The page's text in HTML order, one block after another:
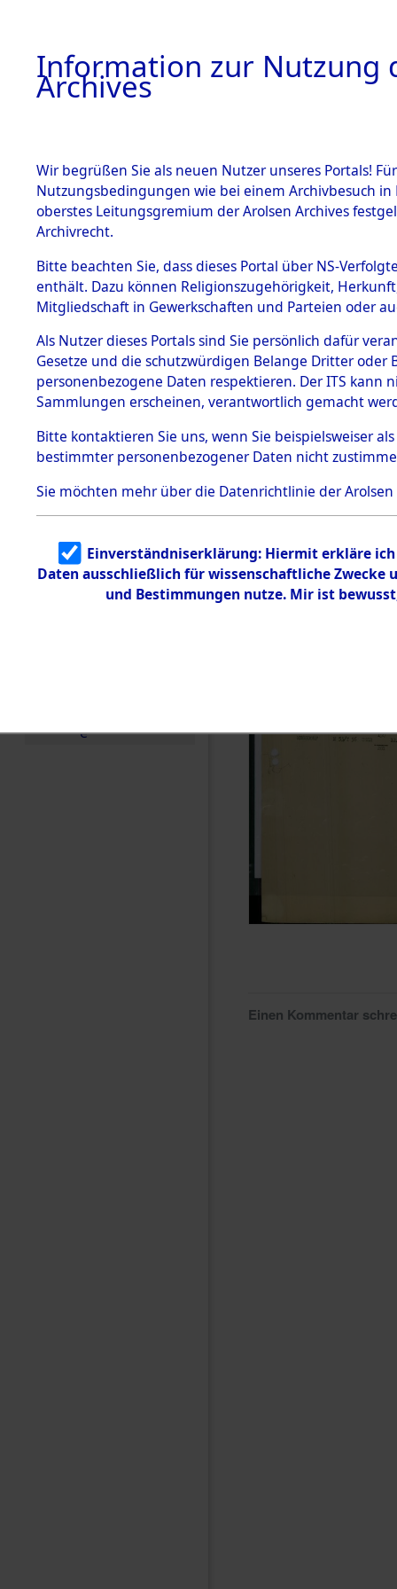
BESTÄNDE
1.
mente
5. Verschiedenes
5.3
Todesmärsche
5.3.1 Alliierte
Erhebungen
zu
Todesmärsch
en
5.3.2
Identifizierun
g
5.3.3
Todesmärsch
e
0004
Einen Kommentar
Information zur Nutzung
Archives
Wir begrüßen Sie als neuen Nutzer unseres Portals!
Nutzungsbedingungen wie bei einem Archivbesuch
oberstes Leitungsgremium der Arolsen Archives
Archivrecht.
Bitte beachten Sie, dass dieses Portal über NS-
enthält. Dazu können Religionszugehörigkeit,
Mitgliedschaft in Gewerkschaften und Parteien oder
Als Nutzer dieses Portals sind Sie persönlich dafür
Gesetze und die schutzwürdigen Belange Dritter
personenbezogene Daten respektieren. Der ITS
Sammlungen erscheinen, verantwortlich gemacht
Bitte kontaktieren Sie uns, wenn Sie beispielsweiser
bestimmter personenbezogener Daten nicht
Sie möchten mehr über die Datenrichtlinie der Arolsen
Einverständniserklärung: Hiermit erkläre
Daten ausschließlich für wissenschaftliche
und Bestimmungen nutze. Mir ist